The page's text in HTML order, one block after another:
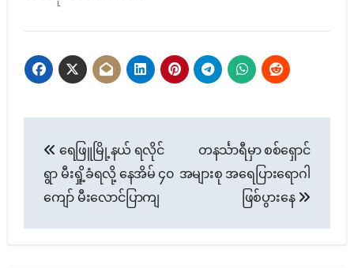
navigation
ရေဖြူမြို့နယ် ရလိုင်
ရွာ မီးရှို့ခံရလို့ နေအိမ် ၄၀
ကျော် မီးလောင်ပြာကျ
တနင်္သာရီမှာ စစ်ရှောင်
အများစု အရေပြားရောဂါ
ဖြစ်ပွားနေ